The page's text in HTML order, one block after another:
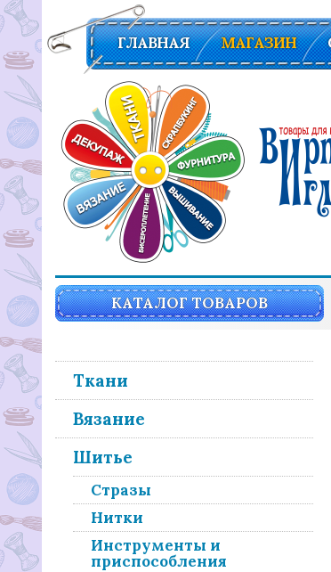
ГЛАВНАЯ МАГАЗИН
КАТАЛОГ ТОВАРОВ
Ткани
Вязание
Шитье
Стразы
Нитки
Инструменты и
приспособления